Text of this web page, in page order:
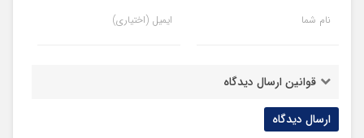
نام شما ایمیل (اختیاری)
قوانین ارسال دیدگاه